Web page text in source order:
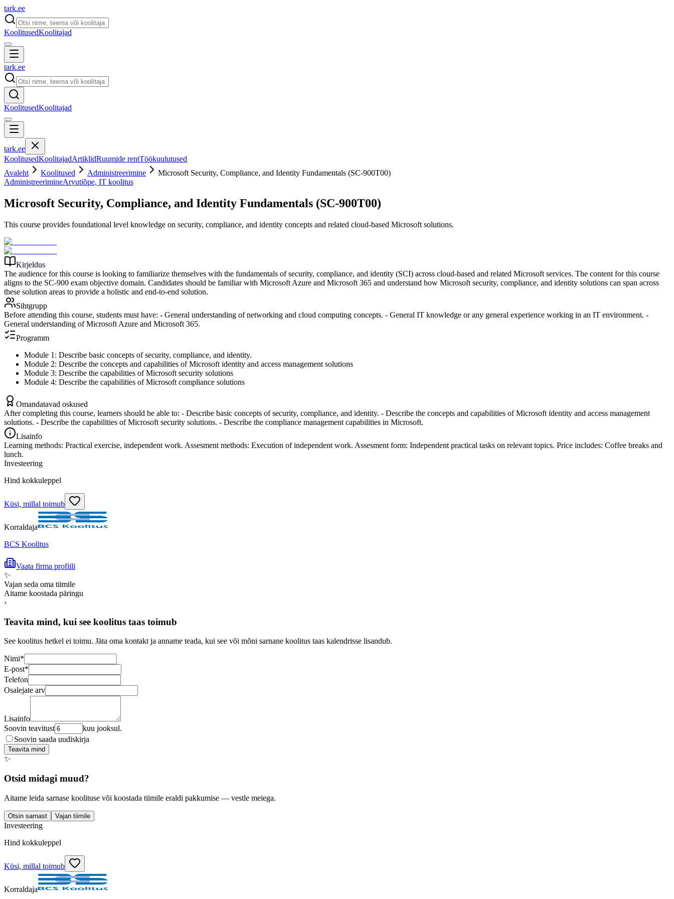
tark.ee
KoolitusedKoolitajad
tark.ee
KoolitusedKoolitajad
tark.ee
KoolitusedKoolitajadArtiklidRuumide rentTöökuulutused
Avaleht
Koolitused Administreerimine
Microsoft Security, Compliance, and Identity Fundamentals (SC-900T00)
AdministreerimineArvutiõpe, IT koolitus
Microsoft Security, Compliance, and Identity Fundamentals (SC-900T00)
This course provides foundational level knowledge on security, compliance, and identity concepts and related cloud-based Microsoft solutions.
Kirjeldus
The audience for this course is looking to familiarize themselves with the fundamentals of security, compliance, and identity (SCI) across cloud-based and related Microsoft services. The content for this course
aligns to the SC-900 exam objective domain. Candidates should be familiar with Microsoft Azure and Microsoft 365 and understand how Microsoft security, compliance, and identity solutions can span across
these solution areas to provide a holistic and end-to-end solution.
Sihtgrupp
Before attending this course, students must have: - General understanding of networking and cloud computing concepts. - General IT knowledge or any general experience working in an IT environment. -
General understanding of Microsoft Azure and Microsoft 365.
Programm
Module 1: Describe basic concepts of security, compliance, and identity.
Module 2: Describe the concepts and capabilities of Microsoft identity and access management solutions
Module 3: Describe the capabilities of Microsoft security solutions
Module 4: Describe the capabilities of Microsoft compliance solutions
Omandatavad oskused
After completing this course, learners should be able to: - Describe basic concepts of security, compliance, and identity. - Describe the concepts and capabilities of Microsoft identity and access management
solutions. - Describe the capabilities of Microsoft security solutions. - Describe the compliance management capabilities in Microsoft.
Lisainfo
Learning methods: Practical exercise, independent work. Assesment methods: Execution of independent work. Assesment form: Independent practical tasks on relevant topics. Price includes: Coffee breaks and
lunch.
Investeering
Hind kokkuleppel
Küsi, millal toimub
Korraldaja
BCS Koolitus
Vaata firma profiili
✨
Vajan seda oma tiimile
Aitame koostada päringu
›
Teavita mind, kui see koolitus taas toimub
See koolitus hetkel ei toimu. Jäta oma kontakt ja anname teada, kui see või mõni sarnane koolitus taas kalendrisse lisandub.
Nimi*
E-post*
Telefon
Osalejate arv
Lisainfo
Soovin teavitust
kuu jooksul.
Soovin saada uudiskirja
Teavita mind
✨
Otsid midagi muud?
Aitame leida sarnase koolituse või koostada tiimile eraldi pakkumise — vestle meiega.
Otsin sarnast Vajan tiimile
Investeering
Hind kokkuleppel
Küsi, millal toimub
Korraldaja